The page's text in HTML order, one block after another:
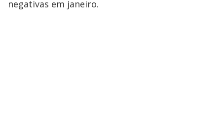
negativas em janeiro.